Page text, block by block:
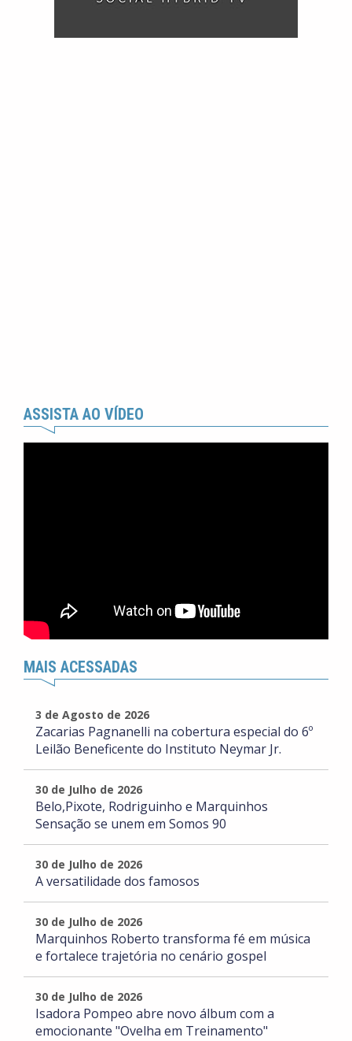
ASSISTA AO VÍDEO
MAIS ACESSADAS
3 de Agosto de 2026
Zacarias Pagnanelli na cobertura especial do 6º
Leilão Beneficente do Instituto Neymar Jr.
30 de Julho de 2026
Belo,Pixote, Rodriguinho e Marquinhos
Sensação se unem em Somos 90
30 de Julho de 2026
A versatilidade dos famosos
30 de Julho de 2026
Marquinhos Roberto transforma fé em música
e fortalece trajetória no cenário gospel
30 de Julho de 2026
Isadora Pompeo abre novo álbum com a
emocionante "Ovelha em Treinamento"